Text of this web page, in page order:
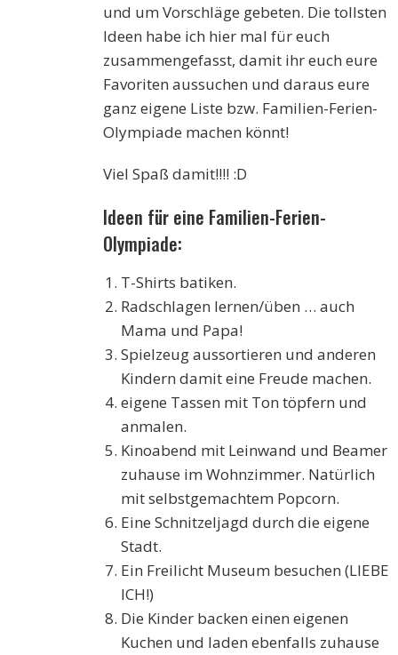
und um Vorschläge gebeten. Die tollsten
Ideen habe ich hier mal für euch
zusammengefasst, damit ihr euch eure
Favoriten aussuchen und daraus eure
ganz eigene Liste bzw. Familien-Ferien-
Olympiade machen könnt!
Viel Spaß damit!!!! :D
Ideen für eine Familien-Ferien-
Olympiade:
T-Shirts batiken.
Radschlagen lernen/üben … auch
Mama und Papa!
Spielzeug aussortieren und anderen
Kindern damit eine Freude machen.
eigene Tassen mit Ton töpfern und
anmalen.
Kinoabend mit Leinwand und Beamer
zuhause im Wohnzimmer. Natürlich
mit selbstgemachtem Popcorn.
Eine Schnitzeljagd durch die eigene
Stadt.
Ein Freilicht Museum besuchen (LIEBE
ICH!)
Die Kinder backen einen eigenen
Kuchen und laden ebenfalls zuhause